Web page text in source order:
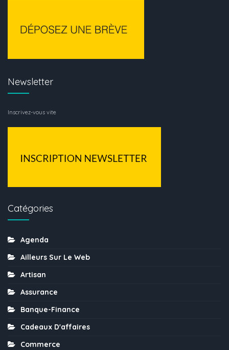
Newsletter
Inscrivez-vous vite
Catégories
Agenda
Ailleurs Sur Le Web
Artisan
Assurance
Banque-Finance
Cadeaux D'affaires
Commerce